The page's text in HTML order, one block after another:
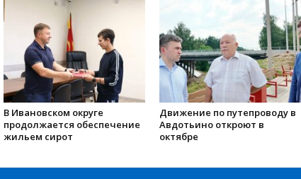
В Ивановском округе
продолжается обеспечение
жильем сирот
Движение по путепроводу в
Авдотьино откроют в
октябре